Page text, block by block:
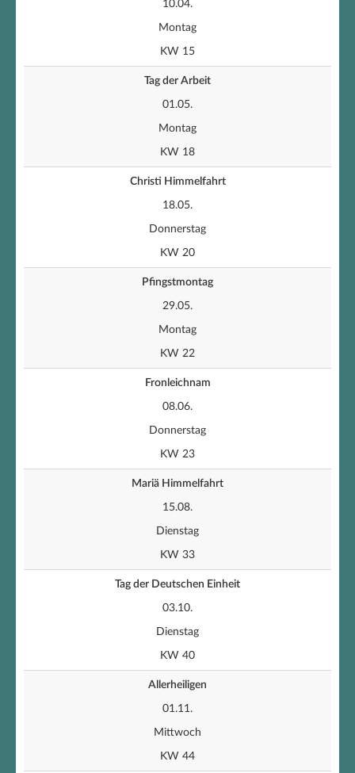
10.04.
Montag
KW 15
Tag der Arbeit
01.05.
Montag
KW 18
Christi Himmelfahrt
18.05.
Donnerstag
KW 20
Pfingstmontag
29.05.
Montag
KW 22
Fronleichnam
08.06.
Donnerstag
KW 23
Mariä Himmelfahrt
15.08.
Dienstag
KW 33
Tag der Deutschen Einheit
03.10.
Dienstag
KW 40
Allerheiligen
01.11.
Mittwoch
KW 44